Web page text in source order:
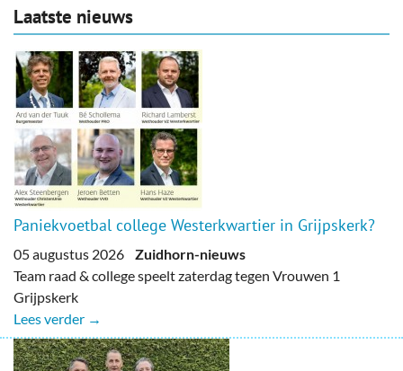
Laatste nieuws
Paniekvoetbal college Westerkwartier in Grijpskerk?
05 augustus 2026 Zuidhorn-nieuws
Team raad & college speelt zaterdag tegen Vrouwen 1
Grijpskerk
Lees verder →